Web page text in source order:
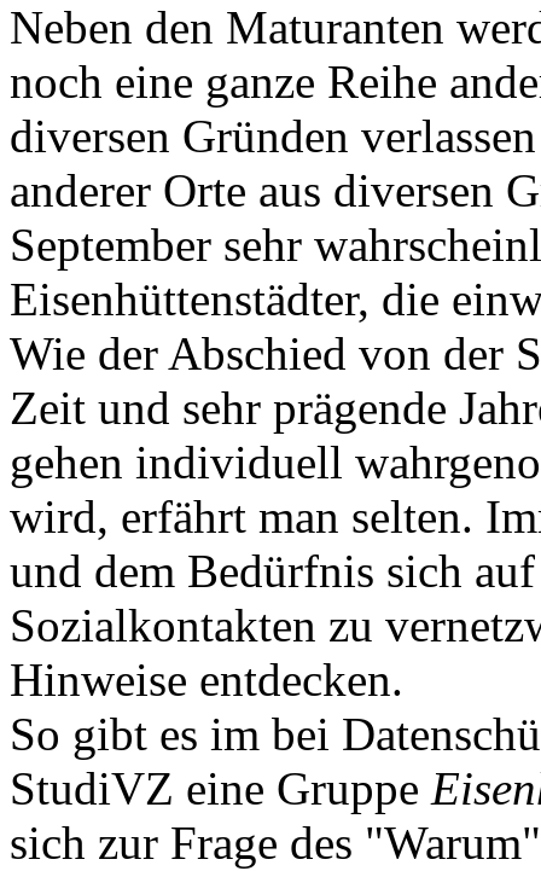
Neben den Maturanten
noch eine ganze Reihe
diversen Gründen
anderer Orte aus diversen
September sehr
Eisenhüttenstädter, die
Wie der Abschied von der
Zeit und sehr prägende
gehen individuell
wird, erfährt man selten.
und dem Bedürfnis sich
Sozialkontakten zu
Hinweise entdecken.
So gibt es im bei
StudiVZ eine Gruppe
sich zur Frage des